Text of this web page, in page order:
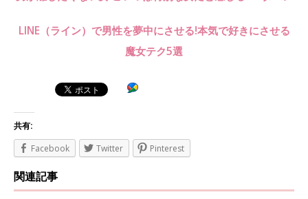
LINE（ライン）で男性を夢中にさせる!本気で好きにさせる
魔女テク5選
共有:
Facebook
Twitter Pinterest
関連記事